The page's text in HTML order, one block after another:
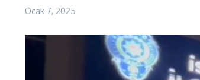
Ocak 7, 2025